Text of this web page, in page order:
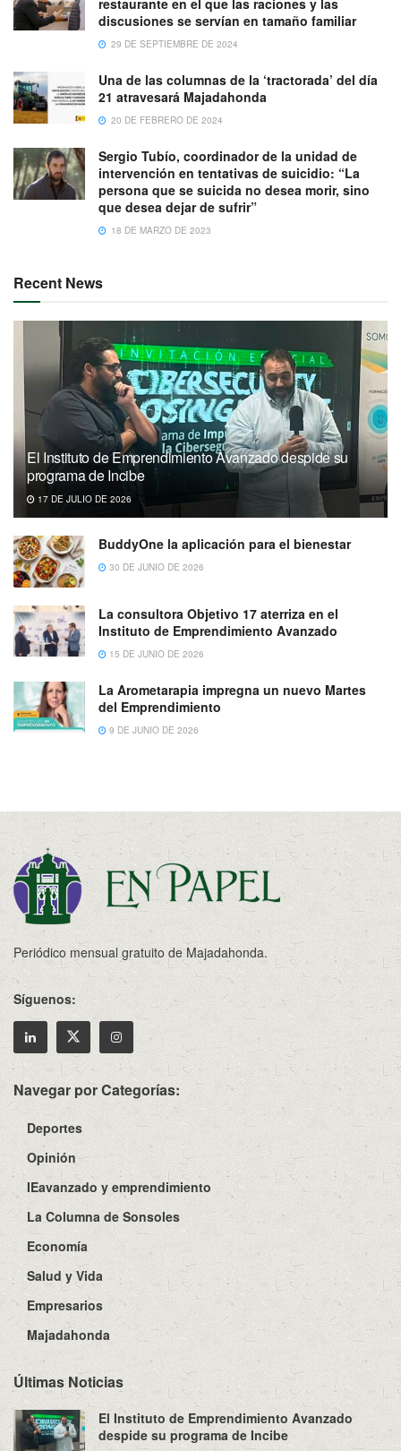
restaurante en el que las raciones y las
discusiones se servían en tamaño familiar
29 DE SEPTIEMBRE DE 2024
Una de las columnas de la ‘tractorada’ del día
21 atravesará Majadahonda
20 DE FEBRERO DE 2024
Sergio Tubío, coordinador de la unidad de
intervención en tentativas de suicidio: “La
persona que se suicida no desea morir, sino
que desea dejar de sufrir”
18 DE MARZO DE 2023
Recent News
El Instituto de Emprendimiento Avanzado despide su
programa de Incibe
17 DE JULIO DE 2026
BuddyOne la aplicación para el bienestar
30 DE JUNIO DE 2026
La consultora Objetivo 17 aterriza en el
Instituto de Emprendimiento Avanzado
15 DE JUNIO DE 2026
La Arometarapia impregna un nuevo Martes
del Emprendimiento
9 DE JUNIO DE 2026
Periódico mensual gratuito de Majadahonda.
Síguenos:
Navegar por Categorías:
Deportes
Opinión
IEavanzado y emprendimiento
La Columna de Sonsoles
Economía
Salud y Vida
Empresarios
Majadahonda
Últimas Noticias
El Instituto de Emprendimiento Avanzado
despide su programa de Incibe